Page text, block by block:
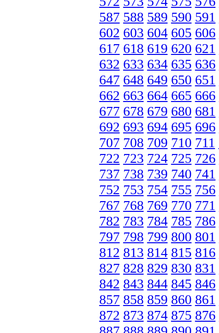
587 588 589 590 591
602 603 604 605 606
617 618 619 620 621
632 633 634 635 636
647 648 649 650 651
662 663 664 665 666
677 678 679 680 681
692 693 694 695 696
707 708 709 710 711
722 723 724 725 726
737 738 739 740 741
752 753 754 755 756
767 768 769 770 771
782 783 784 785 786
797 798 799 800 801
812 813 814 815 816
827 828 829 830 831
842 843 844 845 846
857 858 859 860 861
872 873 874 875 876